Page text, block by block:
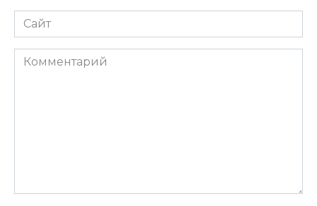
Сайт
Комментарий